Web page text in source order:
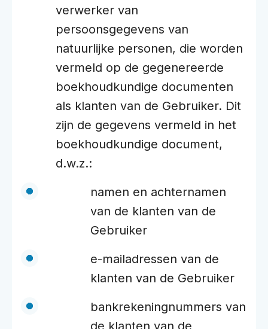
verwerker van
persoonsgegevens van
natuurlijke personen, die worden
vermeld op de gegenereerde
boekhoudkundige documenten
als klanten van de Gebruiker. Dit
zijn de gegevens vermeld in het
boekhoudkundige document,
d.w.z.:
namen en achternamen
van de klanten van de
Gebruiker
e-mailadressen van de
klanten van de Gebruiker
bankrekeningnummers van